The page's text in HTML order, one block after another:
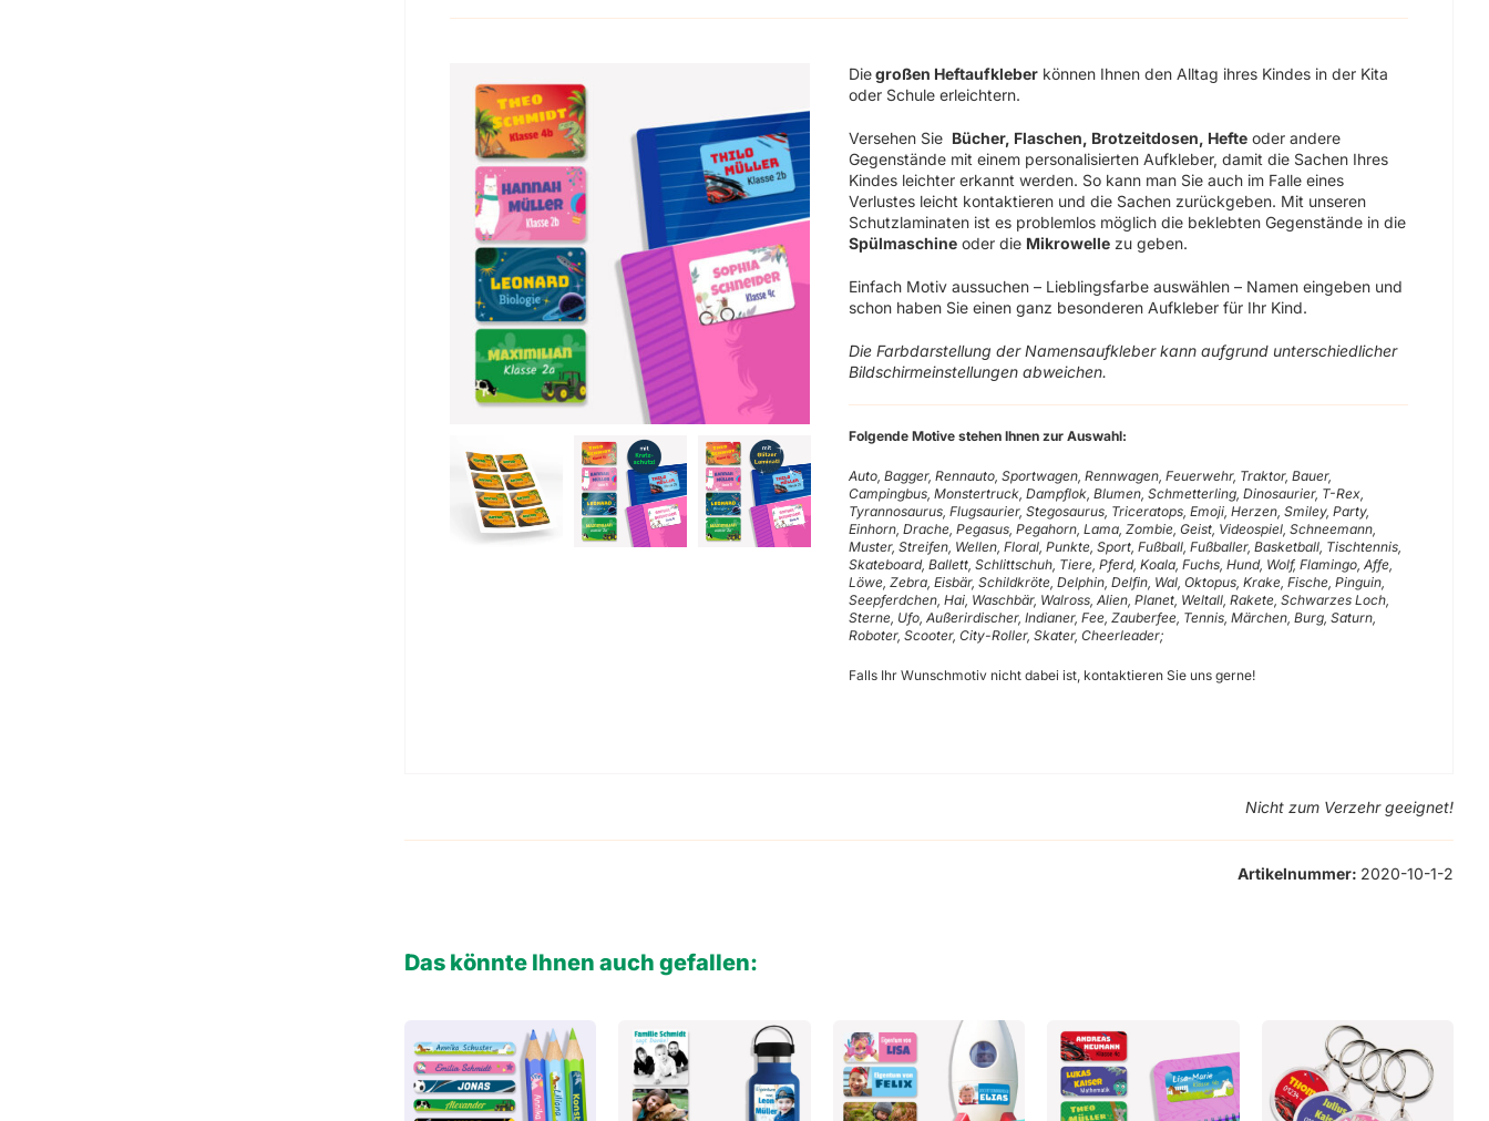
Diegroßen Heftaufkleberkönnen Ihnen den Alltag ihres Kindes in der Kita
oder Schule erleichtern.
Versehen Sie Bücher, Flaschen, Brotzeitdosen, Hefteoder andere
Gegenstände mit einem personalisierten Aufkleber, damit die Sachen Ihres
Kindes leichter erkannt werden. So kann man Sie auch im Falle eines
Verlustes leicht kontaktieren und die Sachen zurückgeben. Mit unseren
Schutzlaminaten ist es problemlos möglich die beklebten Gegenstände in die
Spülmaschineoder die Mikrowellezu geben.
Einfach Motiv aussuchen – Lieblingsfarbe auswählen – Namen eingeben und
schon haben Sie einen ganz besonderen Aufkleber für Ihr Kind.
Die Farbdarstellung der Namensaufkleber kann aufgrund unterschiedlicher
Bildschirmeinstellungen abweichen.
Folgende Motive stehen Ihnen zur Auswahl:
Auto, Bagger, Rennauto, Sportwagen, Rennwagen, Feuerwehr, Traktor, Bauer,
Campingbus, Monstertruck, Dampflok, Blumen, Schmetterling, Dinosaurier, T-Rex,
Tyrannosaurus, Flugsaurier, Stegosaurus, Triceratops, Emoji, Herzen, Smiley, Party,
Einhorn, Drache, Pegasus, Pegahorn, Lama, Zombie, Geist, Videospiel, Schneemann,
Muster, Streifen, Wellen, Floral, Punkte, Sport, Fußball, Fußballer, Basketball, Tischtennis,
Skateboard, Ballett, Schlittschuh, Tiere, Pferd, Koala, Fuchs, Hund, Wolf, Flamingo, Affe,
Löwe, Zebra, Eisbär, Schildkröte, Delphin, Delfin, Wal, Oktopus, Krake, Fische, Pinguin,
Seepferdchen, Hai, Waschbär, Walross, Alien, Planet, Weltall, Rakete, Schwarzes Loch,
Sterne, Ufo, Außerirdischer, Indianer, Fee, Zauberfee, Tennis, Märchen, Burg, Saturn,
Roboter, Scooter, City-Roller, Skater, Cheerleader;
Falls Ihr Wunschmotiv nicht dabei ist, kontaktieren Sie uns gerne!
Nicht zum Verzehr geeignet!
Artikelnummer: 2020-10-1-2
Das könnte Ihnen auch gefallen: